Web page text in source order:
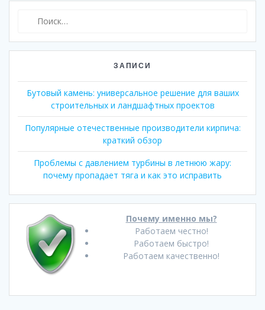
ЗАПИСИ
Бутовый камень: универсальное решение для ваших
строительных и ландшафтных проектов
Популярные отечественные производители кирпича:
краткий обзор
Проблемы с давлением турбины в летнюю жару:
почему пропадает тяга и как это исправить
Почему именно мы?
Работаем честно!
Работаем быстро!
Работаем качественно!